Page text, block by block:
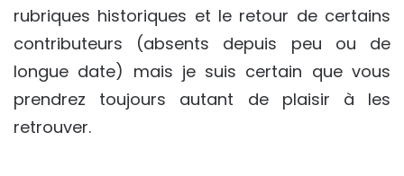
rubriques historiques et le retour de certains
contributeurs (absents depuis peu ou de
longue date) mais je suis certain que vous
prendrez toujours autant de plaisir à les
retrouver.